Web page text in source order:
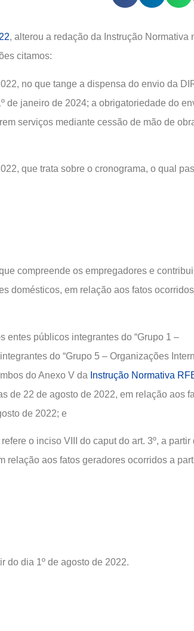
, alterou a redação da Instrução Normativa
citamos:
no que tange a dispensa do envio da
de janeiro de 2024; a obrigatoriedade do
serviços mediante cessão de mão de
que trata sobre o cronograma, o qual
compreende os empregadores e
domésticos, em relação aos fatos
entes públicos integrantes do “Grupo 1 –
do “Grupo 5 – Organizações
do Anexo V da Instrução Normativa
de 22 de agosto de 2022, em relação aos
de 2022; e
o inciso VIII do caput do art. 3º, a partir
relação aos fatos geradores ocorridos a
do dia 1º de agosto de 2022.